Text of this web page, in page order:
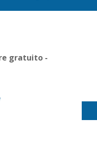
gratuito -